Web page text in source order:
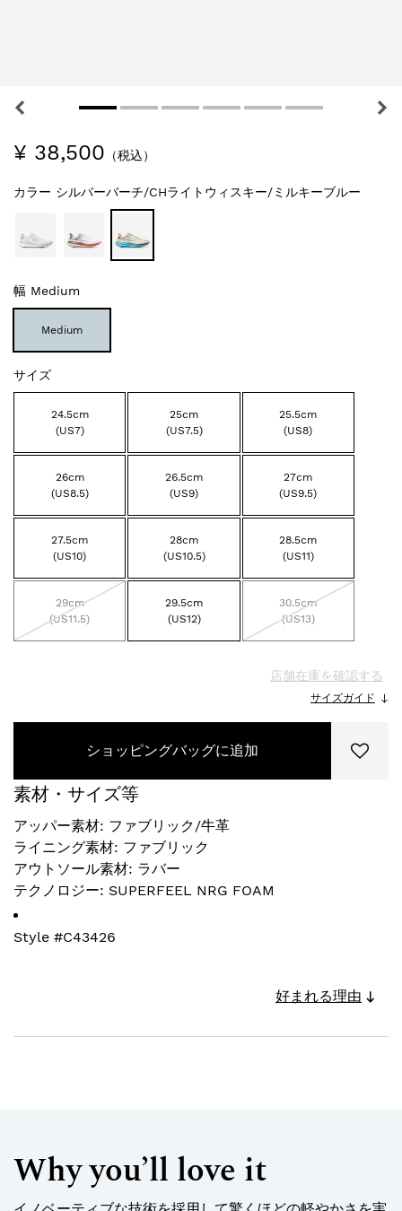
¥ 38,500 （税込）
カラー シルバーバーチ/CHライトウィスキー/ミルキーブルー
幅 Medium
Medium
サイズ
24.5cm
(US7)
25cm
(US7.5)
25.5cm
(US8)
26cm
(US8.5)
26.5cm
(US9)
27cm
(US9.5)
27.5cm
(US10)
28cm
(US10.5)
28.5cm
(US11)
29cm
(US11.5)
29.5cm
(US12)
30.5cm
(US13)
店舗在庫を確認する
サイズガイド
ショッピングバッグに追加
素材・サイズ等
アッパー素材: ファブリック/牛革
ライニング素材: ファブリック
アウトソール素材: ラバー
テクノロジー: SUPERFEEL NRG FOAM
Style #C43426
好まれる理由
Why you’ll love it